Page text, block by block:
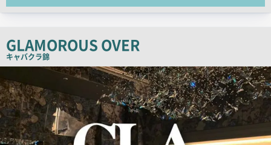
コ
ー
GLAMOROUS OVER
キャバクラ錦
索
結
果
一
覧
用
画
像